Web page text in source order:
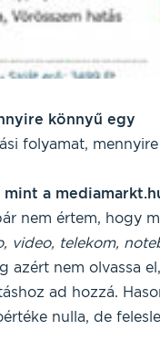
könnyű egy
folyamat,
a
nem értem, hogy
video, telekom,
azért nem olvassa
ad hozzá.
nulla, de